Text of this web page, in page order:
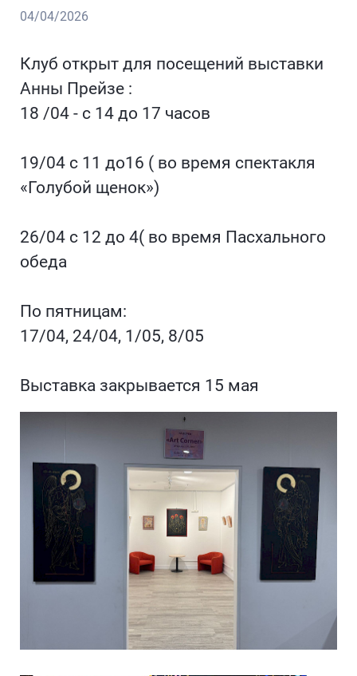
04/04/2026
Клуб открыт для посещений выставки
Анны Прейзе :
18 /04 - с 14 до 17 часов
19/04 с 11 до16 ( во время спектакля
«Голубой щенок»)
26/04 с 12 до 4( во время Пасхального
обеда
По пятницам:
17/04, 24/04, 1/05, 8/05
Выставка закрывается 15 мая